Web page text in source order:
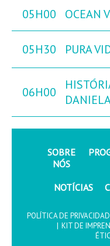
05H00 OCEAN
05H30 PURA
06H00
SOBRE
NÓS
NOTÍCIAS
POLÍTICA DE
| KIT DE